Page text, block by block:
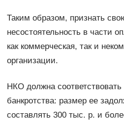
Таким образом, признать
несостоятельность в части
как коммерческая, так и
организации.
НКО должна соответствовать
банкротства: размер ее
составлять 300 тыс. р. и